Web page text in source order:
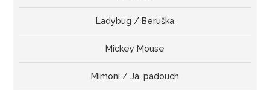
Ladybug / Beruška
Mickey Mouse
Mimoni / Já, padouch